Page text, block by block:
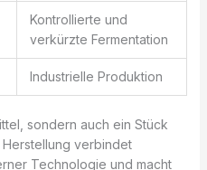
Kontrollierte und
verkürzte Fermentation
Industrielle Produktion
sondern auch ein Stück
verbindet
Technologie und macht